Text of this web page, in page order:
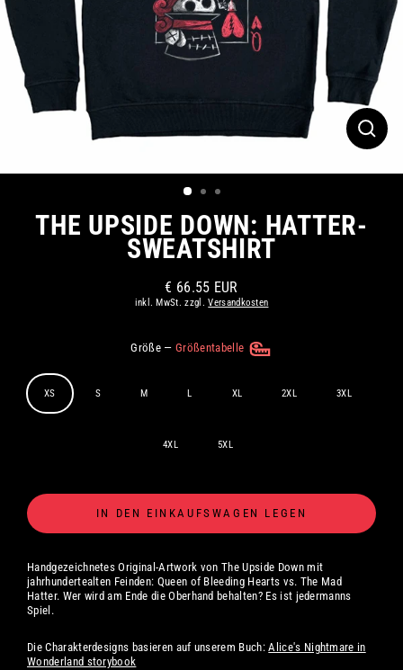
THE UPSIDE DOWN: HATTER-
SWEATSHIRT
Normaler
Preis
€ 66.55 EUR
inkl. MwSt. zzgl.Versandkosten
Größe —Größentabelle
XS S M L XL 2XL 3XL
4XL 5XL
IN DEN EINKAUFSWAGEN LEGEN
Handgezeichnetes Original-Artwork von The Upside Down mit
jahrhundertealten Feinden: Queen of Bleeding Hearts vs. The Mad
Hatter. Wer wird am Ende die Oberhand behalten? Es ist jedermanns
Spiel.
Die Charakterdesigns basieren auf unserem Buch:Alice's Nightmare in
Wonderland storybook